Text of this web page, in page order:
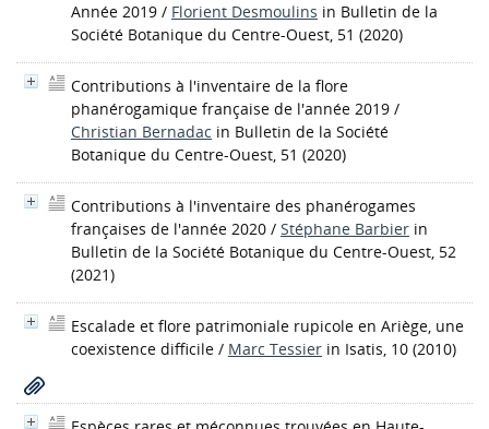
Année 2019 / Florient Desmoulins in Bulletin de la
Société Botanique du Centre-Ouest, 51 (2020)
Contributions à l'inventaire de la flore
phanérogamique française de l'année 2019 /
Christian Bernadac in Bulletin de la Société
Botanique du Centre-Ouest, 51 (2020)
Contributions à l'inventaire des phanérogames
françaises de l'année 2020 / Stéphane Barbier in
Bulletin de la Société Botanique du Centre-Ouest, 52
(2021)
Escalade et flore patrimoniale rupicole en Ariège, une
coexistence difficile / Marc Tessier in Isatis, 10 (2010)